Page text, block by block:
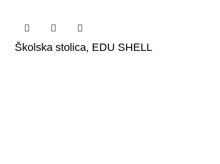
Školska stolica, EDU SHELL